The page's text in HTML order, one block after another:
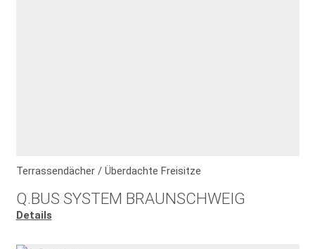
Terrassendächer / Überdachte Freisitze
Q.BUS SYSTEM BRAUNSCHWEIG
Details